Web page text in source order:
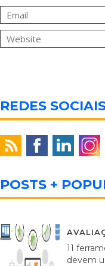
REDES
POSTS +
11
devem